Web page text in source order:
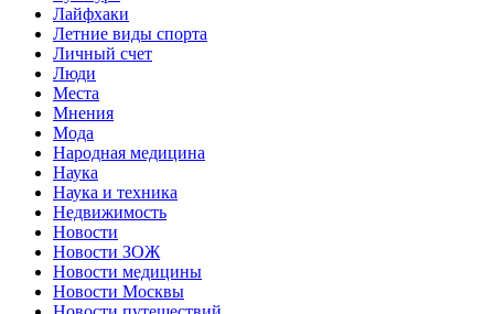
Лайфхаки
Летние виды спорта
Личный счет
Люди
Места
Мнения
Мода
Народная медицина
Наука
Наука и техника
Недвижимость
Новости
Новости ЗОЖ
Новости медицины
Новости Москвы